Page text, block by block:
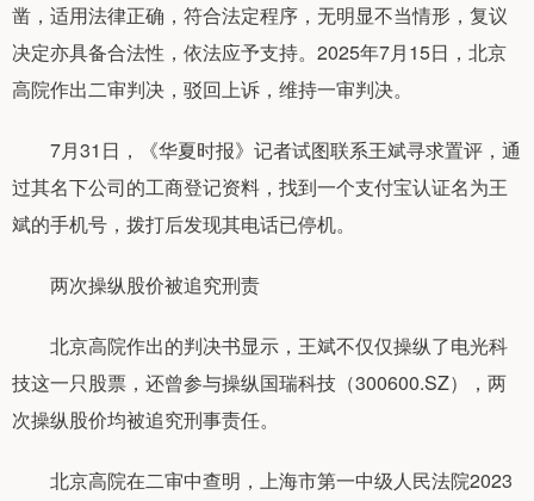
凿，适用法律正确，符合法定程序，无明显不当情形，复议
决定亦具备合法性，依法应予支持。2025年7月15日，北京
高院作出二审判决，驳回上诉，维持一审判决。
7月31日，《华夏时报》记者试图联系王斌寻求置评，通
过其名下公司的工商登记资料，找到一个支付宝认证名为王
斌的手机号，拨打后发现其电话已停机。
两次操纵股价被追究刑责
北京高院作出的判决书显示，王斌不仅仅操纵了电光科
技这一只股票，还曾参与操纵国瑞科技（300600.SZ），两
次操纵股价均被追究刑事责任。
北京高院在二审中查明，上海市第一中级人民法院2023